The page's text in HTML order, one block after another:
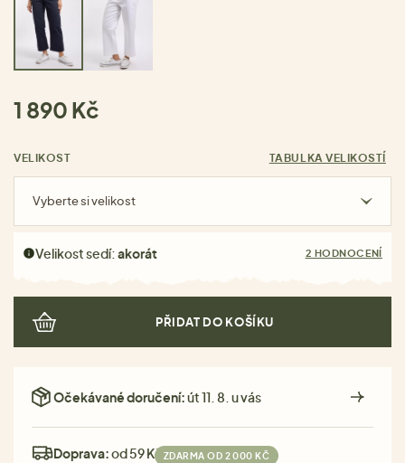
1 890 Kč
VELIKOST TABULKA VELIKOSTÍ
Vyberte si velikost
Velikost sedí:akorát 2 HODNOCENÍ
PŘIDAT DO KOŠÍKU
Očekávané doručení:út 11. 8. u vás
Doprava:od 59 Kč ZDARMA OD 2 000 KČ